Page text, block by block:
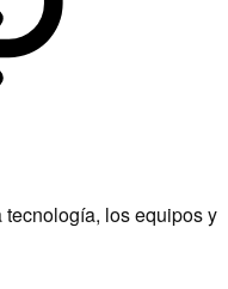
los equipos y